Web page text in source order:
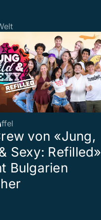
von «Jung,
Sexy: Refilled»
Bulgarien